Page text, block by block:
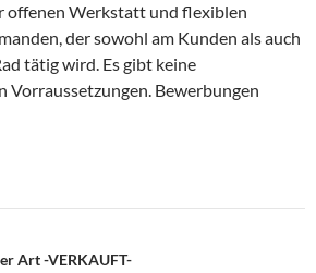
offenen Werkstatt und flexiblen
der sowohl am Kunden als auch
tätig wird. Es gibt keine
Vorraussetzungen. Bewerbungen
Art -VERKAUFT-